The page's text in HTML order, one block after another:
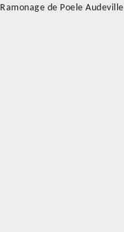
Ramonage de Poele Audeville